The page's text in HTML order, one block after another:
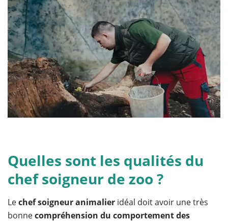
Quelles sont les qualités du
chef soigneur de zoo ?
Lechef soigneur animalier idéal doit avoir une très
bonnecompréhension du comportement des